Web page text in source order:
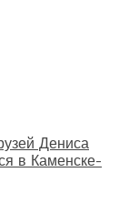
Дениса
в Каменске-